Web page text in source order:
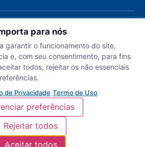
Comercial – Departamento Regional de
para nós
garantir o funcionamento do site,
e, com seu consentimento, para fins
todos, rejeitar os não essenciais
de Privacidade·Termo de Uso
preferências
Rejeitar todos
Aceitar todos